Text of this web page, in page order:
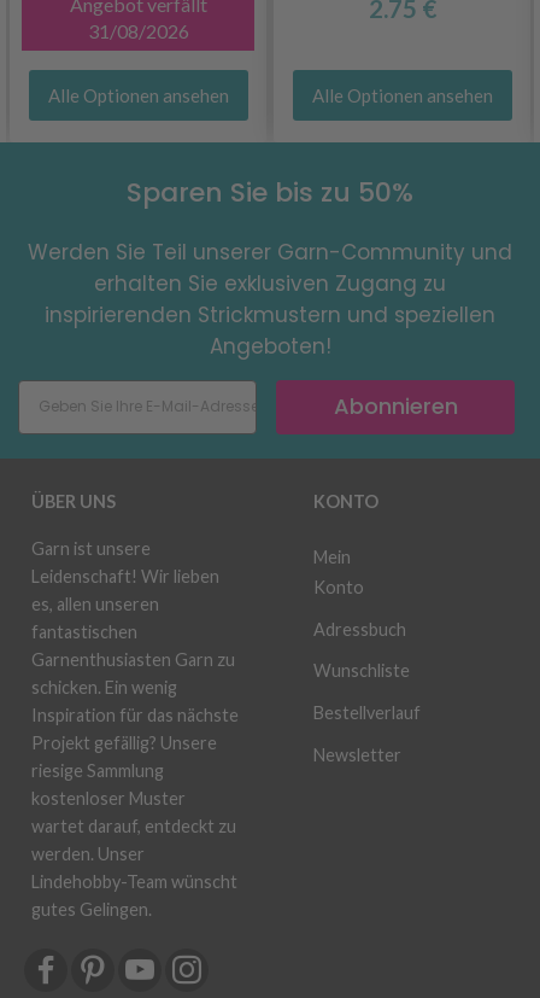
31/08/2026
Alle Optionen ansehen
2.75 €
Alle Optionen ansehen
Sparen Sie bis zu 50%
Werden Sie Teil unserer Garn-Community und
erhalten Sie exklusiven Zugang zu
inspirierenden Strickmustern und speziellen
Angeboten!
Abonnieren
ÜBER UNS
Garn ist unsere
Leidenschaft! Wir lieben
es, allen unseren
fantastischen
Garnenthusiasten Garn zu
schicken. Ein wenig
Inspiration für das nächste
Projekt gefällig? Unsere
riesige Sammlung
kostenloser Muster
wartet darauf, entdeckt zu
werden. Unser
Lindehobby-Team wünscht
gutes Gelingen.
KONTO
Mein
Konto
Adressbuch
Wunschliste
Bestellverlauf
Newsletter